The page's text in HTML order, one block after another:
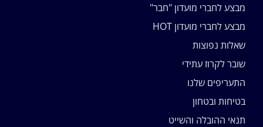
מבצע לחברי מועדון "חבר"
מבצע לחברי מועדון HOT
שאלות נפוצות
שובר לקרוז עתידי
התעריפים שלנו
בטיחות ובטחון
תנאי ההובלה והשייט